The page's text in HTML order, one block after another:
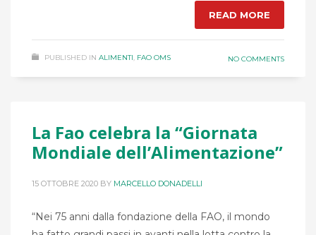
READ MORE
PUBLISHED IN ALIMENTI FAO OMS NO COMMENTS
La Fao celebra la “Giornata
Mondiale dell’Alimentazione”
15 OTTOBRE 2020 BY MARCELLO DONADELLI
“Nei 75 anni dalla fondazione della FAO, il mondo